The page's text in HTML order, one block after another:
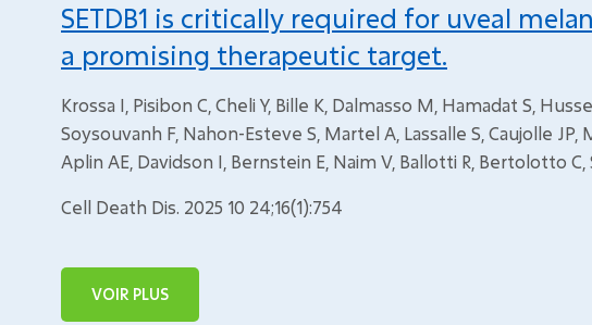
SETDB1 is critically required for uveal
a promising therapeutic target.
Krossa I, Pisibon C, Cheli Y, Bille K, Dalmasso M, Hamadat S,
Soysouvanh F, Nahon-Esteve S, Martel A, Lassalle S, Caujolle JP,
Aplin AE, Davidson I, Bernstein E, Naim V, Ballotti R, Bertolotto
Cell Death Dis. 2025 10 24;16(1):754
VOIR PLUS